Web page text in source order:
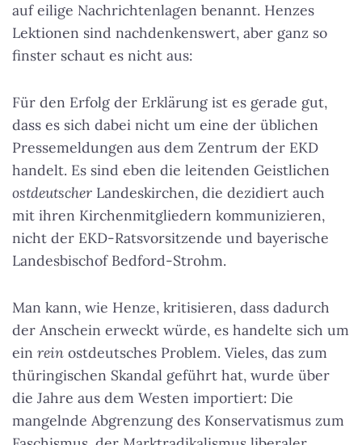
auf eilige Nachrichtenlagen benannt. Henzes
Lektionen sind nachdenkenswert, aber ganz so
finster schaut es nicht aus:
Für den Erfolg der Erklärung ist es gerade gut,
dass es sich dabei nicht um eine der üblichen
Pressemeldungen aus dem Zentrum der EKD
handelt. Es sind eben die leitenden Geistlichen
ostdeutscher Landeskirchen, die dezidiert auch
mit ihren Kirchenmitgliedern kommunizieren,
nicht der EKD-Ratsvorsitzende und bayerische
Landesbischof Bedford-Strohm.
Man kann, wie Henze, kritisieren, dass dadurch
der Anschein erweckt würde, es handelte sich um
ein rein ostdeutsches Problem. Vieles, das zum
thüringischen Skandal geführt hat, wurde über
die Jahre aus dem Westen importiert: Die
mangelnde Abgrenzung des Konservatismus zum